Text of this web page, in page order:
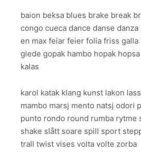
baion beksa blues brake break
congo cueca dance danse
en max feiar feier folia friss
glede gopak hambo hopak
kalas
karol katak klang kunst lakon
mambo marsj mento natsj odori
punto rondo round rumba rytme
shake slått soare spill sport
trall twist vises volta volte zorba